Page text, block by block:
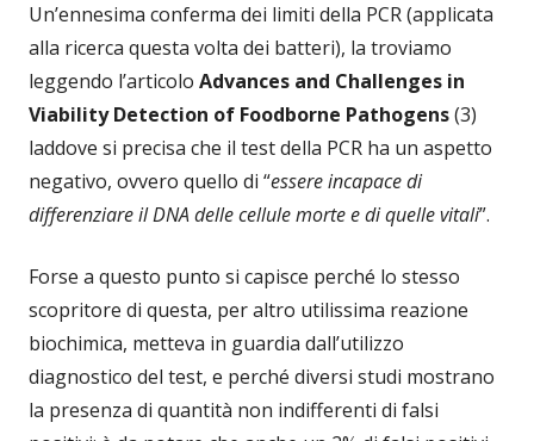
Un’ennesima conferma dei limiti della PCR (applicata
alla ricerca questa volta dei batteri), la troviamo
leggendo l’articolo Advances and Challenges in
Viability Detection of Foodborne Pathogens(3)
laddove si precisa che il test della PCR ha un aspetto
negativo, ovvero quello di “essere incapace di
differenziare il DNA delle cellule morte e di quelle vitali”.
Forse a questo punto si capisce perché lo stesso
scopritore di questa, per altro utilissima reazione
biochimica, metteva in guardia dall’utilizzo
diagnostico del test, e perché diversi studi mostrano
la presenza di quantità non indifferenti di falsi